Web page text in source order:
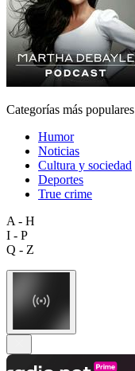
Categorías más populares
Humor
Noticias
Cultura y sociedad
Deportes
True crime
A - H
I - P
Q - Z